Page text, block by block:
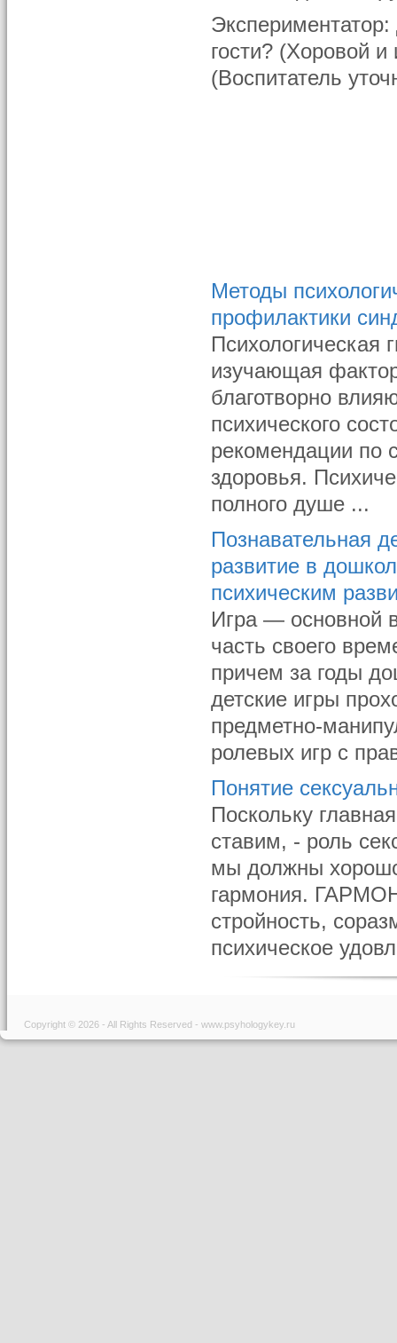
гости? (Хоровой
(Воспитатель
Методы
профилактики
Психологическая
изучающая
благотворно
психического
рекомендации по
здоровья.
полного душе ...
Познавательная
развитие в
психическим
Игра — основной
часть своего
причем за годы
детские игры
предметно-
ролевых игр с
Понятие
Поскольку
ставим, - роль
мы должны хорошо
гармония.
стройность,
психическое
Copyright © 2026 - All Rights Reserved - www.psyhologykey.ru